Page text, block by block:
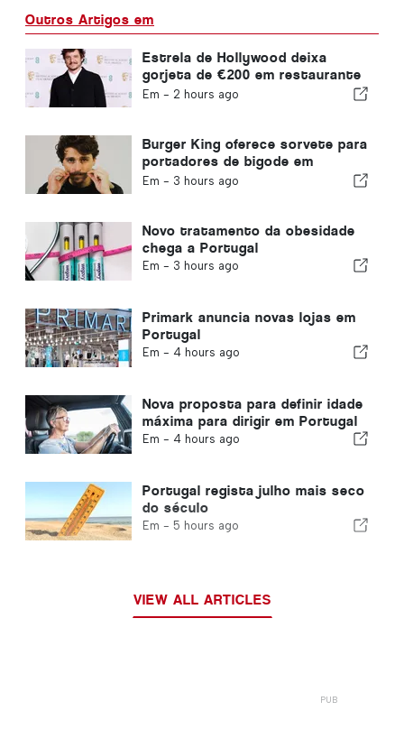
Outros Artigos em
Estrela de Hollywood deixa
gorjeta de €200 em restaurante
em Portugal
Em - 2 hours ago
Burger King oferece sorvete para
portadores de bigode em
Portugal
Em - 3 hours ago
Novo tratamento da obesidade
chega a Portugal
Em - 3 hours ago
Primark anuncia novas lojas em
Portugal
Em - 4 hours ago
Nova proposta para definir idade
máxima para dirigir em Portugal
Em - 4 hours ago
Portugal regista julho mais seco
do século
Em - 5 hours ago
VIEW ALL ARTICLES